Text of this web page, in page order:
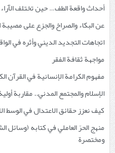
أحداث واقعة الطف… حين تختلف الآراء
عن البكاء والصراخ والجزع على
اتجاهات التجديد الديني وأثره في
مواجهة ثقافة الفقر
مفهوم الكرامة الإنسانية في القرآن
الإسلام والمجتمع المدني.. مقاربة
كيف نعزز حقائق الاعتدال في الوسط
منهج الحرّ العاملي في كتابه (وسائل
ومختصرة